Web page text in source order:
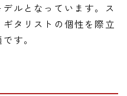
ルとなっています。ス
タリストの個性を際立
す。